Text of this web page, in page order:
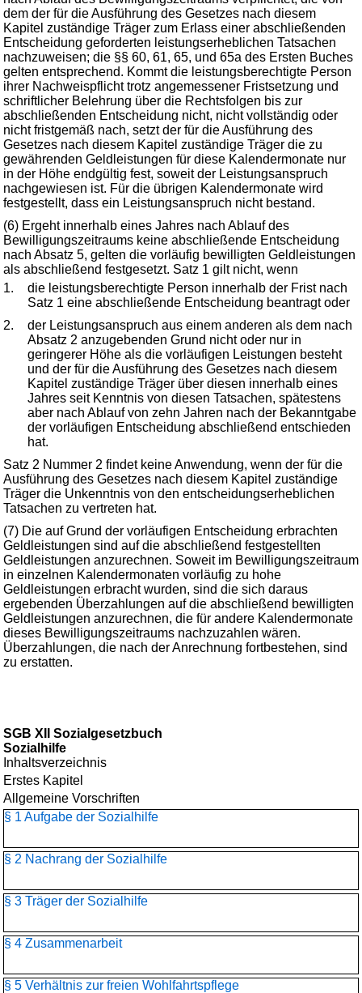
dem der für die Ausführung des Gesetzes nach diesem
Kapitel zuständige Träger zum Erlass einer abschließenden
Entscheidung geforderten leistungserheblichen Tatsachen
nachzuweisen; die §§ 60, 61, 65, und 65a des Ersten Buches
gelten entsprechend. Kommt die leistungsberechtigte Person
ihrer Nachweispflicht trotz angemessener Fristsetzung und
schriftlicher Belehrung über die Rechtsfolgen bis zur
abschließenden Entscheidung nicht, nicht vollständig oder
nicht fristgemäß nach, setzt der für die Ausführung des
Gesetzes nach diesem Kapitel zuständige Träger die zu
gewährenden Geldleistungen für diese Kalendermonate nur
in der Höhe endgültig fest, soweit der Leistungsanspruch
nachgewiesen ist. Für die übrigen Kalendermonate wird
festgestellt, dass ein Leistungsanspruch nicht bestand.
(6) Ergeht innerhalb eines Jahres nach Ablauf des
Bewilligungszeitraums keine abschließende Entscheidung
nach Absatz 5, gelten die vorläufig bewilligten Geldleistungen
als abschließend festgesetzt. Satz 1 gilt nicht, wenn
1.
die leistungsberechtigte Person innerhalb der Frist nach
Satz 1 eine abschließende Entscheidung beantragt oder
2.
der Leistungsanspruch aus einem anderen als dem nach
Absatz 2 anzugebenden Grund nicht oder nur in
geringerer Höhe als die vorläufigen Leistungen besteht
und der für die Ausführung des Gesetzes nach diesem
Kapitel zuständige Träger über diesen innerhalb eines
Jahres seit Kenntnis von diesen Tatsachen, spätestens
aber nach Ablauf von zehn Jahren nach der Bekanntgabe
der vorläufigen Entscheidung abschließend entschieden
hat.
Satz 2 Nummer 2 findet keine Anwendung, wenn der für die
Ausführung des Gesetzes nach diesem Kapitel zuständige
Träger die Unkenntnis von den entscheidungserheblichen
Tatsachen zu vertreten hat.
(7) Die auf Grund der vorläufigen Entscheidung erbrachten
Geldleistungen sind auf die abschließend festgestellten
Geldleistungen anzurechnen. Soweit im Bewilligungszeitraum
in einzelnen Kalendermonaten vorläufig zu hohe
Geldleistungen erbracht wurden, sind die sich daraus
ergebenden Überzahlungen auf die abschließend bewilligten
Geldleistungen anzurechnen, die für andere Kalendermonate
dieses Bewilligungszeitraums nachzuzahlen wären.
Überzahlungen, die nach der Anrechnung fortbestehen, sind
zu erstatten.
SGB XII Sozialgesetzbuch
Sozialhilfe
Inhaltsverzeichnis
Erstes Kapitel
Allgemeine Vorschriften
§ 1 Aufgabe der Sozialhilfe
§ 2 Nachrang der Sozialhilfe
§ 3 Träger der Sozialhilfe
§ 4 Zusammenarbeit
§ 5 Verhältnis zur freien Wohlfahrtspflege